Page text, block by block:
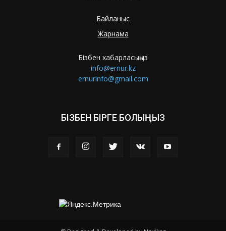
Байланыс
Жарнама
Бізбен хабарласыңыз
info@ernur.kz
ernurinfo@gmail.com
БІЗБЕН БІРГЕ БОЛЫҢЫЗ